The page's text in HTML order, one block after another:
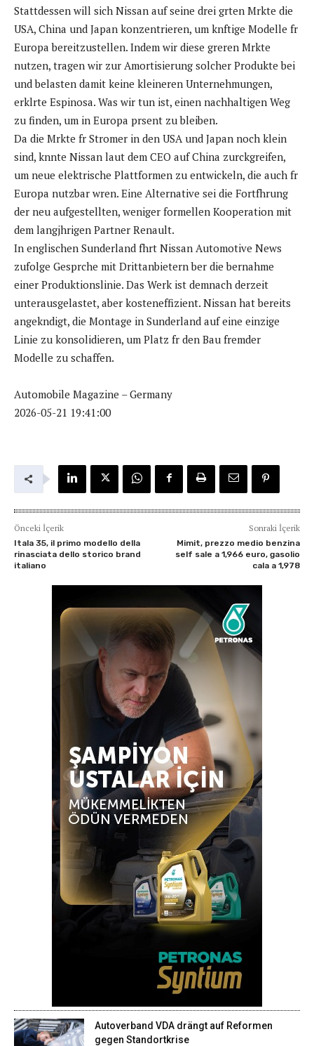
Stattdessen will sich Nissan auf seine drei grten Mrkte die
USA, China und Japan konzentrieren, um knftige Modelle fr
Europa bereitzustellen. Indem wir diese greren Mrkte
nutzen, tragen wir zur Amortisierung solcher Produkte bei
und belasten damit keine kleineren Unternehmungen,
erklrte Espinosa. Was wir tun ist, einen nachhaltigen Weg
zu finden, um in Europa prsent zu bleiben.
Da die Mrkte fr Stromer in den USA und Japan noch klein
sind, knnte Nissan laut dem CEO auf China zurckgreifen,
um neue elektrische Plattformen zu entwickeln, die auch fr
Europa nutzbar wren. Eine Alternative sei die Fortfhrung
der neu aufgestellten, weniger formellen Kooperation mit
dem langjhrigen Partner Renault.
In englischen Sunderland fhrt Nissan Automotive News
zufolge Gesprche mit Drittanbietern ber die bernahme
einer Produktionslinie. Das Werk ist demnach derzeit
unterausgelastet, aber kosteneffizient. Nissan hat bereits
angekndigt, die Montage in Sunderland auf eine einzige
Linie zu konsolidieren, um Platz fr den Bau fremder
Modelle zu schaffen.
Automobile Magazine – Germany
2026-05-21 19:41:00
Önceki İçerik
Itala 35, il primo modello della
rinasciata dello storico brand
italiano
Sonraki İçerik
Mimit, prezzo medio benzina
self sale a 1,966 euro, gasolio
cala a 1,978
Autoverband VDA drängt auf Reformen
gegen Standortkrise